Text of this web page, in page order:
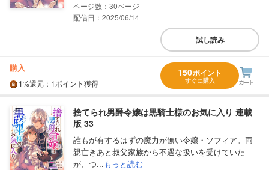
30
配信日：2025/06/14
試し読み
購入
1%還元 ：1ポイント獲得
150ポイント
すぐに購入
捨てられ男爵令嬢は黒騎士様のお気に入り 連載
版 33
誰もが有するはずの魔力が無い令嬢・ソフィア。両
親亡きあと叔父家族から不遇な扱いを受けていた
が、つ...もっと読む